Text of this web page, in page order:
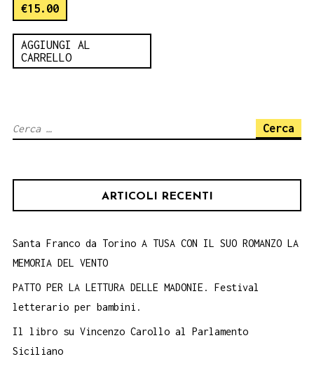
€15.00
AGGIUNGI AL
CARRELLO
Ricerca
ARTICOLI RECENTI
Santa Franco da Torino A TUSA CON IL SUO ROMANZO LA
MEMORIA DEL VENTO
PATTO PER LA LETTURA DELLE MADONIE. Festival
letterario per bambini.
Il libro su Vincenzo Carollo al Parlamento
Siciliano